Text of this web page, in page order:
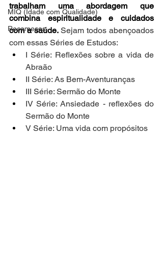
MIQ (Idade com Qualidade)
Recomeços
trabalham uma abordagem que
combina espiritualidade e cuidados
com a saúde. Sejam todos abençoados
com essas Séries de Estudos:
I Série: Reflexões sobre a vida de
Abraão
II Série: As Bem-Aventuranças
III Série: Sermão do Monte
IV Série: Ansiedade - reflexões do
Sermão do Monte
V Série: Uma vida com propósitos